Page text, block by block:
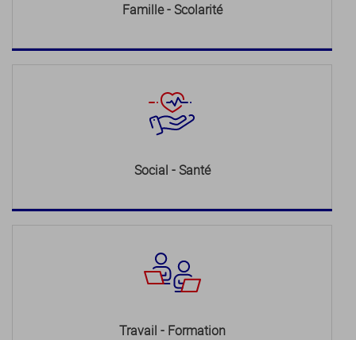
Famille - Scolarité
Social - Santé
Travail - Formation